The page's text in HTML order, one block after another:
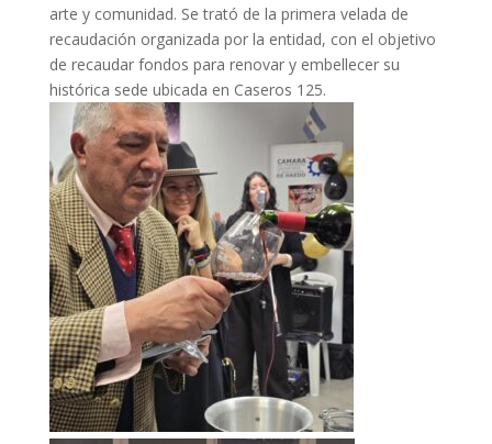
arte y comunidad. Se trató de la primera velada de
recaudación organizada por la entidad, con el objetivo
de recaudar fondos para renovar y embellecer su
histórica sede ubicada en Caseros 125.